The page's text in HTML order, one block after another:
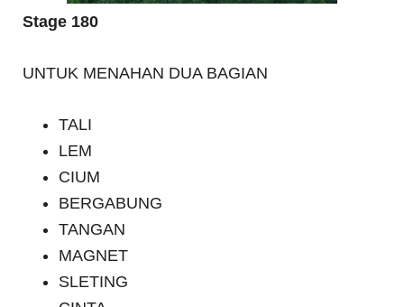
Stage 180
UNTUK MENAHAN DUA BAGIAN
TALI
LEM
CIUM
BERGABUNG
TANGAN
MAGNET
SLETING